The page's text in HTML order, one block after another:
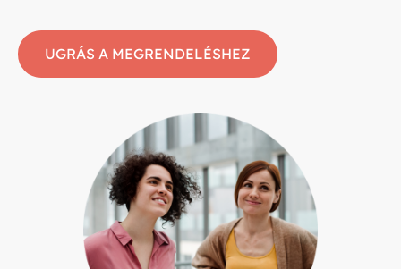
UGRÁS A MEGRENDELÉSHEZ